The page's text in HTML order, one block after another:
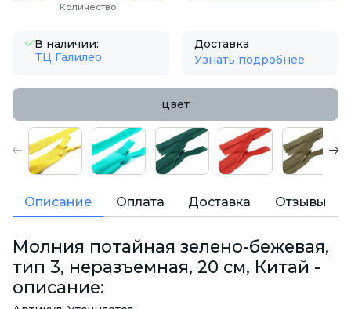
Количество
В наличии:
ТЦ Галилео
Доставка
Узнать подробнее
цвет
Описание Оплата Доставка Отзывы
Молния потайная зелено-бежевая,
тип 3, неразъемная, 20 см, Китай -
описание: